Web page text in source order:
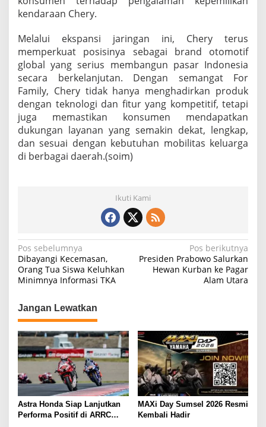
kendaraan Chery.
Melalui ekspansi jaringan ini, Chery terus
memperkuat posisinya sebagai brand otomotif
global yang serius membangun pasar Indonesia
secara berkelanjutan. Dengan semangat For
Family, Chery tidak hanya menghadirkan produk
dengan teknologi dan fitur yang kompetitif, tetapi
juga memastikan konsumen mendapatkan
dukungan layanan yang semakin dekat, lengkap,
dan sesuai dengan kebutuhan mobilitas keluarga
di berbagai daerah.(soim)
Ikuti Kami
N
a
v
i
g
a
s
i
p
o
s
Pos sebelumnya
Dibayangi Kecemasan,
Orang Tua Siswa Keluhkan
Minimnya Informasi TKA
Pos berikutnya
Presiden Prabowo Salurkan
Hewan Kurban ke Pagar
Alam Utara
Jangan Lewatkan
Astra Honda Siap Lanjutkan
Performa Positif di ARRC
MAXi Day Sumsel 2026 Resmi
Kembali Hadir